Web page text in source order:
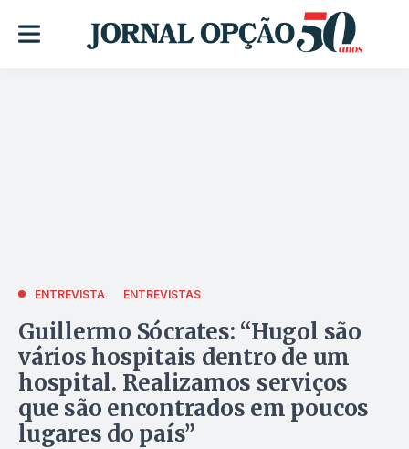
ENTREVISTA ENTREVISTAS
Guillermo Sócrates: “Hugol são
vários hospitais dentro de um
hospital. Realizamos serviços
que são encontrados em poucos
lugares do país”